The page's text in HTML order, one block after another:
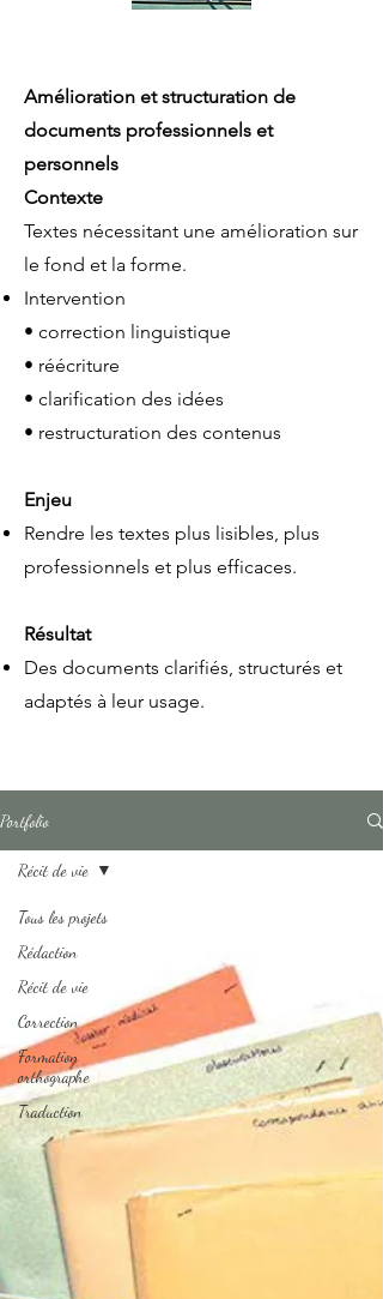
Amélioration et structuration de
documents professionnels et
personnels
Contexte
Textes nécessitant une amélioration sur
le fond et la forme.
Intervention
• correction linguistique
• réécriture
• clarification des idées
• restructuration des contenus
Enjeu
Rendre les textes plus lisibles, plus
professionnels et plus efficaces.
Résultat
Des documents clarifiés, structurés et
adaptés à leur usage.
Portfolio
Tous les projets
Rédaction
Récit de vie
Correction
Formation
orthographe
Traduction
Récit de vie